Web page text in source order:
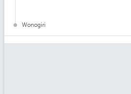
Wonogiri